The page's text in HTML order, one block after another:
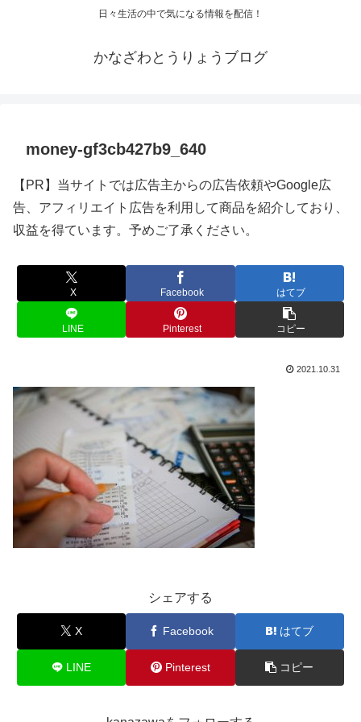
日々生活の中で気になる情報を配信！
かなざわとうりょうブログ
money-gf3cb427b9_640
【PR】当サイトでは広告主からの広告依頼やGoogle広
告、アフィリエイト広告を利用して商品を紹介しており、
収益を得ています。予めご了承ください。
X Facebook はてブ
LINE Pinterest コピー
2021.10.31
シェアする
X Facebook はてブ
LINE Pinterest コピー